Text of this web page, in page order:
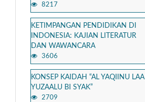
8217
KETIMPANGAN PENDIDIKAN DI
INDONESIA: KAJIAN LITERATUR
DAN WAWANCARA
3606
KONSEP KAIDAH “AL YAQIINU LAA
YUZAALU BI SYAK”
2709